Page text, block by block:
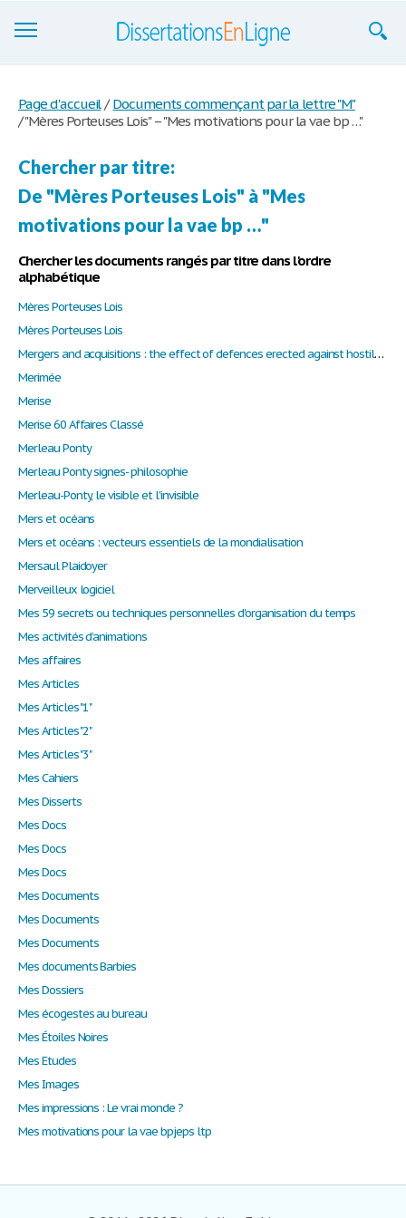
S'inscrire
Se connecter
Contactez-nous
Page d'accueil / Documents commençant par la lettre "M"
/"Mères Porteuses Lois" – "Mes motivations pour la vae bp …"
Chercher par titre:
De "Mères Porteuses Lois" à "Mes
motivations pour la vae bp …"
Chercher les documents rangés par titre dans l'ordre
alphabétique
Mères Porteuses Lois
Mères Porteuses Lois
Mergers and acquisitions : the effect of defences erected against hostile takeovers
Merimée
Merise
Merise 60 Affaires Classé
Merleau Ponty
Merleau Ponty signes- philosophie
Merleau-Ponty, le visible et l'invisible
Mers et océans
Mers et océans : vecteurs essentiels de la mondialisation
Mersaul Plaidoyer
Merveilleux logiciel
Mes 59 secrets ou techniques personnelles d'organisation du temps
Mes activités d’animations
Mes affaires
Mes Articles
Mes Articles "1"
Mes Articles "2"
Mes Articles "3"
Mes Cahiers
Mes Disserts
Mes Docs
Mes Docs
Mes Docs
Mes Documents
Mes Documents
Mes Documents
Mes documents Barbies
Mes Dossiers
Mes écogestes au bureau
Mes Étoiles Noires
Mes Etudes
Mes Images
Mes impressions : Le vrai monde ?
Mes motivations pour la vae bpjeps ltp